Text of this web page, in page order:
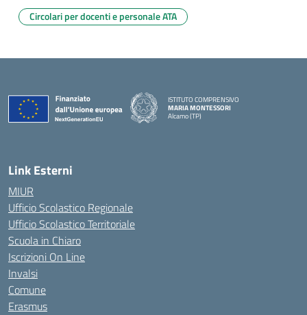
Circolari per docenti e personale ATA
ISTITUTO COMPRENSIVO
MARIA MONTESSORI
Alcamo (TP)
Link Esterni
MIUR
Ufficio Scolastico Regionale
Ufficio Scolastico Territoriale
Scuola in Chiaro
Iscrizioni On Line
Invalsi
Comune
Erasmus